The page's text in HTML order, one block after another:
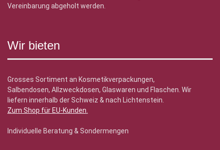
Vereinbarung abgeholt werden.
Wir bieten
Grosses Sortiment an Kosmetikverpackungen,
Salbendosen, Allzweckdosen, Glaswaren und Flaschen. Wir
liefern innerhalb der Schweiz & nach Lichtenstein.
Zum Shop für EU-Kunden
Individuelle Beratung & Sondermengen